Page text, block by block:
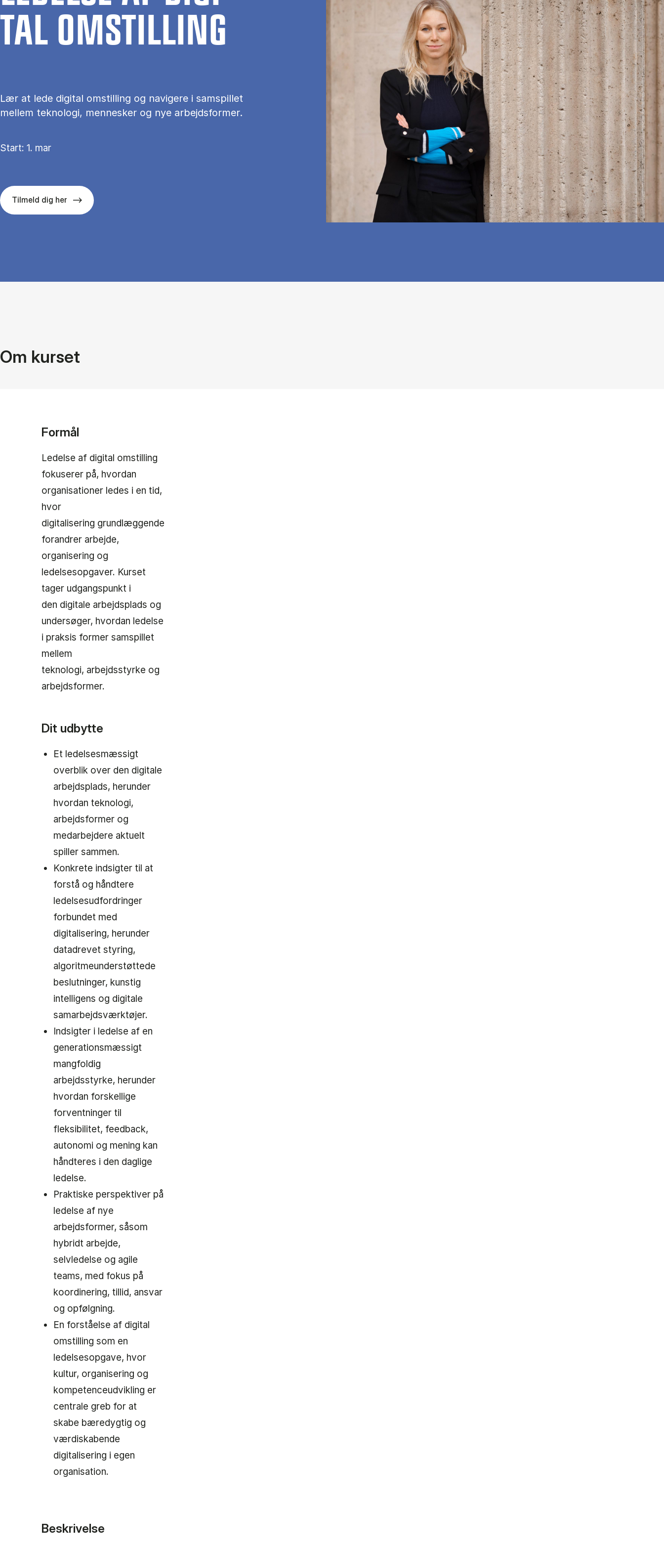
TAL OM­STIL­LING
Lær at lede digital omstilling og navigere i samspillet
mellem teknologi, mennesker og nye arbejdsformer.
Start: 1. mar
Tilmeld dig her
Om kurset
Formål
Ledelse af digital omstilling
fokuserer på, hvordan
organisationer ledes i en tid,
hvor
digitalisering grundlæggende
forandrer arbejde,
organisering og
ledelsesopgaver. Kurset
tager udgangspunkt i
den digitale arbejdsplads og
undersøger, hvordan ledelse
i praksis former samspillet
mellem
teknologi, arbejdsstyrke og
arbejdsformer.
Dit udbytte
Et ledelsesmæssigt
overblik over den digitale
arbejdsplads, herunder
hvordan teknologi,
arbejdsformer og
medarbejdere aktuelt
spiller sammen.
Konkrete indsigter til at
forstå og håndtere
ledelsesudfordringer
forbundet med
digitalisering, herunder
datadrevet styring,
algoritmeunderstøttede
beslutninger, kunstig
intelligens og digitale
samarbejdsværktøjer.
Indsigter i ledelse af en
generationsmæssigt
mangfoldig
arbejdsstyrke, herunder
hvordan forskellige
forventninger til
fleksibilitet, feedback,
autonomi og mening kan
håndteres i den daglige
ledelse.
Praktiske perspektiver på
ledelse af nye
arbejdsformer, såsom
hybridt arbejde,
selvledelse og agile
teams, med fokus på
koordinering, tillid, ansvar
og opfølgning.
En forståelse af digital
omstilling som en
ledelsesopgave, hvor
kultur, organisering og
kompetenceudvikling er
centrale greb for at
skabe bæredygtig og
værdiskabende
digitalisering i egen
organisation.
Beskrivelse